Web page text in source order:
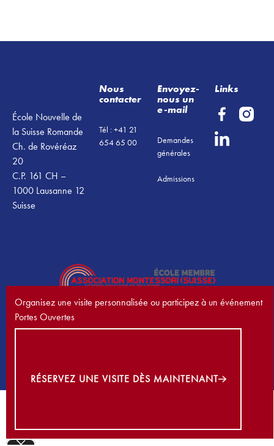
École Nouvelle de
la Suisse Romande
Ch. de Rovéréaz
20
C.P. 161 CH –
1000 Lausanne 12
Suisse
Nous
contacter
Tél : +41 21
654 65 00
Envoyez-
nous un
e-mail
Demandes
générales
Admissions
Links
Organisez une visite personnalisée ou participez à un événement
Portes Ouvertes
RÉSERVEZ UNE VISITE DÈS MAINTENANT